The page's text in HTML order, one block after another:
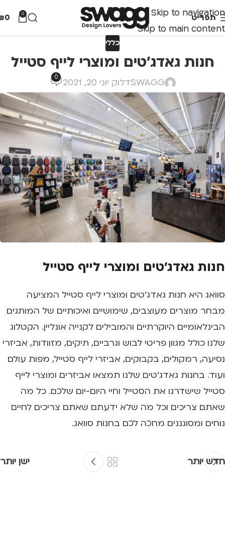
Skip to navigation
Skip to main content
תפריט 0
0
כללי
חנות גאדג'טים ומוצרי לייף סטייל
SWAGGדלוק יוני 20, 2021 0
חנות גאדג'טים ומוצרי לייף סטייל
סוואג היא חנות גאדג'טים ומוצרי לייף סטייל המציעה
מבחר מוצרים מעוצבים, שימושיים ואיכותיים של המותגים
הבינלאומיים היוקרתיים והמובילים לקנייה אונליין. הקטלוג
שלנו כולל מגוון פריטי לבוש וגרביים, תיקים, מזוודות, אביזרי
נסיעה, רמקולים, בקבוקים, אביזרי לייף סטייל, מפות עולם
ועוד. בחנות גאדג'טים שלנו תמצאו אביזרים ומוצרי לייף
סטייל שישדרגו את הסטייל וחיי היום-יום שלכם. כל מה
שאתם צריכים וכל מה שלא ידעתם שאתם צריכים לחיים
נוחים ומסוגננים מחכה לכם בחנות סוואג.
חדש יותר ישן יותר